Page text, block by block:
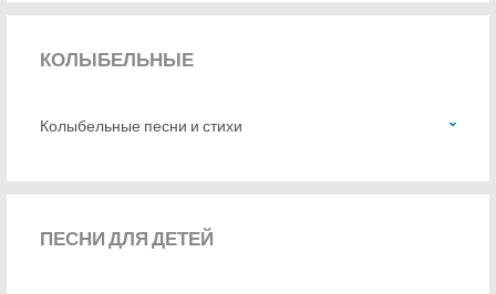
КОЛЫБЕЛЬНЫЕ
Колыбельные песни и стихи
ПЕСНИДЛЯ ДЕТЕЙ